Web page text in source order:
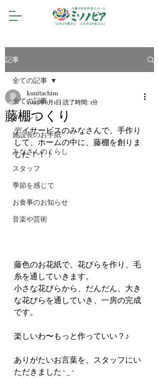
記事
全ての記事
イベント
施設長のお手紙
みなさんのくらし
スタッフ
季節を感じて
お食事のお知らせ
音楽や芸術
全ての記事
藤棚つくり
kunitachim
2023年6月1日 読了時間: 1分
デイサービスのみなさんで、手作り
して、ホームの中に、藤棚を創りま
した！！！
藤色のお花紙で、花びらを作り、毛
糸を通していきます。
小さな花びらから、だんだん、大き
な花びらを通していき、一房の完成
です。
楽しいわ〜もっと作っていい？♪
ありがたいお言葉を、スタッフにい
ただきました^_^